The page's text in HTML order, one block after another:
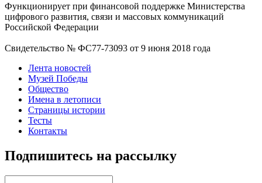
Функционирует при финансовой поддержке Министерства
цифрового развития, связи и массовых коммуникаций
Российской Федерации
Свидетельство № ФС77-73093 от 9 июня 2018 года
Лента новостей
Музей Победы
Общество
Имена в летописи
Страницы истории
Тесты
Контакты
Подпишитесь на рассылку